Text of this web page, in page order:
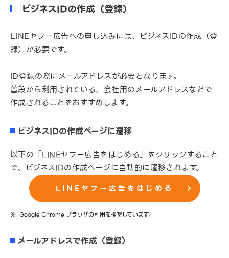
ビジネスIDの作成（登録）
LINEヤフー広告への申し込みには、ビジネスIDの作成（登
録）が必要です。
ID登録の際にメールアドレスが必要となります。
普段から利用されている、会社用のメールアドレスなどで
作成されることをおすすめします。
ビジネスIDの作成ページに遷移
以下の「LINEヤフー広告をはじめる」をクリックすること
で、ビジネスIDの作成ページに自動的に遷移されます。
LINEヤフー広告をはじめる
Google Chrome ブラウザの利用を推奨しています。
メールアドレスで作成（登録）